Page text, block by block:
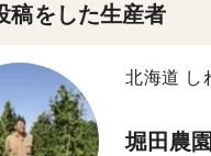
揚げたてのに
塩をふってほ
ばしさを引き
稿をした生産者
北海道 し
堀田農園